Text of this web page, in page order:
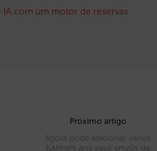
IA com um motor de reservas
Próximo artigo
Agora pode adicionar vários
banners aos seus emails de